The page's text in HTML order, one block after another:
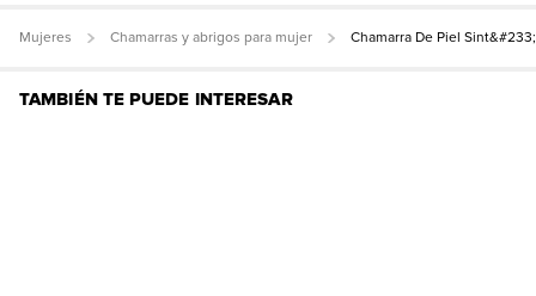
Mujeres Chamarras y abrigos para mujer Chamarra De Piel
TAMBIÉN TE PUEDE INTERESAR